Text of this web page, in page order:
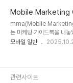
messaging services
Interactive Voice
marketing
Mobile Marketing
mma(Mobile
는 마케팅 가이드북을 내
과 Opt-in의 다양한 비교
Web 등을 볼 수 있다. 국내
모바일 일반
관련사이트